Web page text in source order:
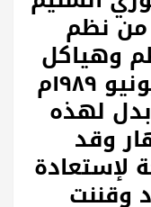
من نظم
وهياكل
إنقلاب الإنقاذ في ٣٠ يونيو ١٩٨٩م
بدل لهذه
وقد
لإستعادة
وقننت